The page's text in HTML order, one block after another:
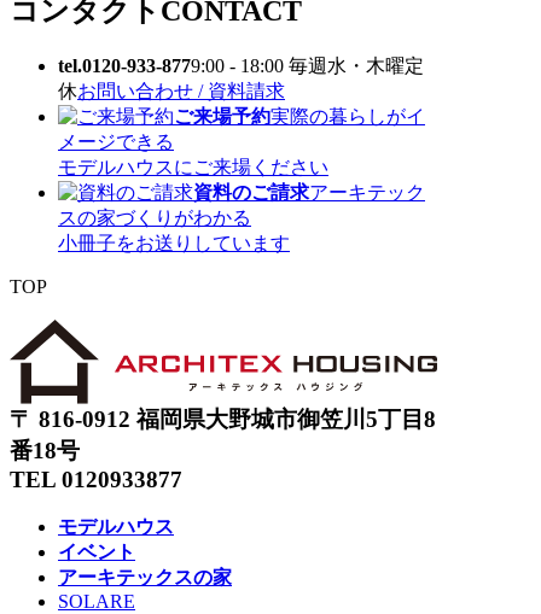
コンタクト CONTACT
tel.0120-933-8779:00 - 18:00 毎週水・木曜定
休お問い合わせ / 資料請求
ご来場予約実際の暮らしがイ
メージできる
モデルハウスにご来場ください
資料のご請求アーキテック
スの家づくりがわかる
小冊子をお送りしています
TOP
〒 816-0912 福岡県大野城市御笠川5丁目8
番18号
TEL 0120933877
モデルハウス
イベント
アーキテックスの家
SOLARE